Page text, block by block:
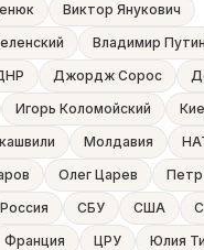
Виктор Янукович
Владимир Путин
Джордж Сорос
Игорь Коломойский
Молдавия
Олег Царев
Россия СБУ США
Франция ЦРУ
Юлия